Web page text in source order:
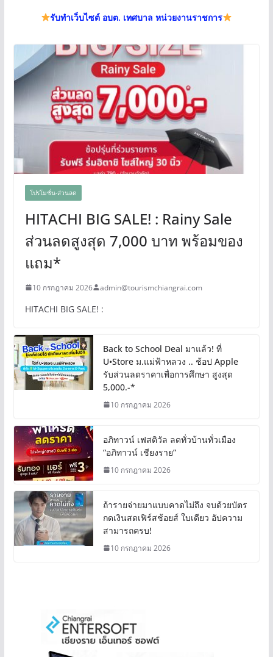
รับทำเว็บไซต์ อบต. เทศบาล หน่วยงานราชการ
โปรโมชั่น-ส่วนลด
HITACHI BIG SALE! : Rainy Sale
ส่วนลดสูงสุด 7,000 บาท พร้อมของ
แถม*
10 กรกฎาคม 2026 admin@tourismchiangrai.com
HITACHI BIG SALE! :
Back to School Deal มาแล้ว! ที่
U•Store ม.แม่ฟ้าหลวง .. ช้อป Apple
รับส่วนลดราคาเพื่อการศึกษา สูงสุด
5,000.-*
10 กรกฎาคม 2026
อภิทาวน์ เฟสติวัล ลดทั่วบ้านทั่วเมือง
“อภิทาวน์ เชียงราย”
10 กรกฎาคม 2026
ถ้ารายจ่ายมาแบบคาดไม่ถึง จบด้วยบัตร
กดเงินสดเฟิร์สช้อยส์ ใบเดียว อัปความ
สามารถครบ!
10 กรกฎาคม 2026